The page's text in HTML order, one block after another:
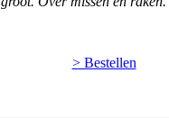
> Bestellen